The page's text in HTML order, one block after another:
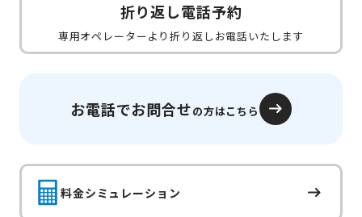
折り返し電話予約
専用オペレーターより折り返しお電話いたします
お電話でお問合せの方はこちら
料金シミュレーション